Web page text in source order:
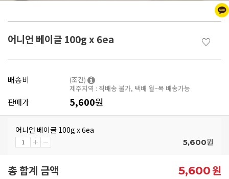
어니언 베이글 100g x 6ea ♡
배송비
(조건)
제주지역 : 직배송 불가, 택배 월~목 배송가능
판매가 5,600원
어니언 베이글 100g x 6ea
5,600원
총 합계 금액 5,600원